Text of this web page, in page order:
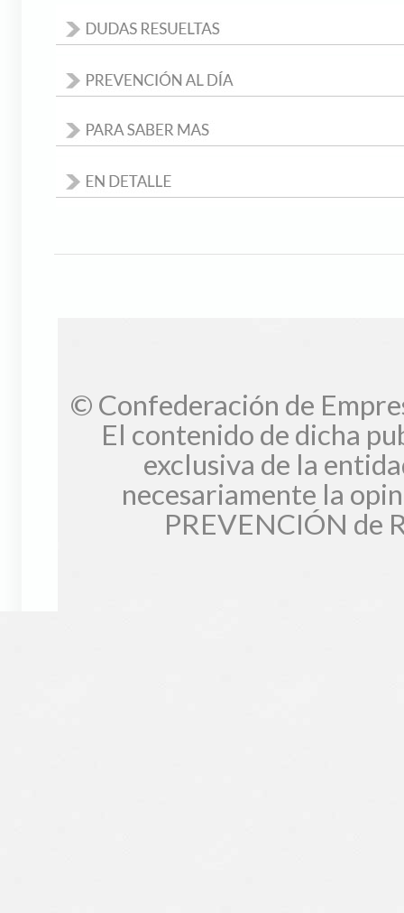
© Confederación de
El contenido de dicha
exclusiva de la
necesariamente la
PREVENCIÓN de